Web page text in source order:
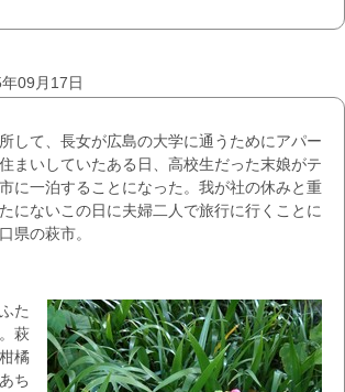
09月17日
して、長女が広島の大学に通うためにアパー
まいしていたある日、高校生だった末娘がテ
に一泊することになった。我が社の休みと重
にないこの日に夫婦二人で旅行に行くことに
県の萩市。
た
萩
橘
ち